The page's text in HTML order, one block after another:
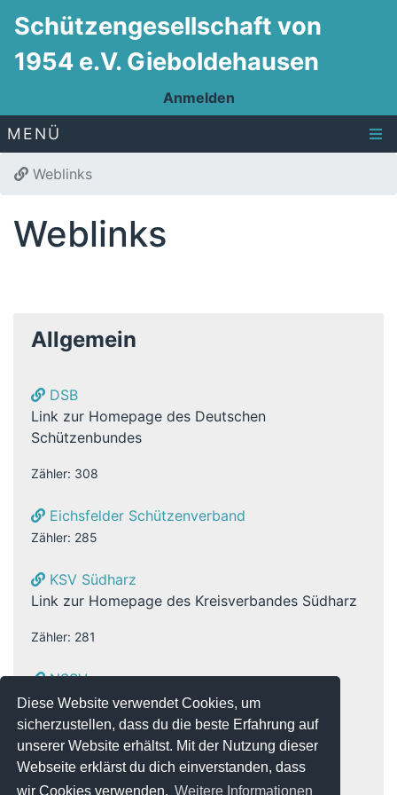
Diese Website verwendet Cookies, um
sicherzustellen, dass du die beste Erfahrung auf
unserer Website erhältst. Mit der Nutzung dieser
Webseite erklärst du dich einverstanden, dass
wir Cookies verwenden. Weitere Informationen
Schützengesellschaft von
1954 e.V. Gieboldehausen
Anmelden
MENÜ
Weblinks
Weblinks
Allgemein
DSB
Link zur Homepage des Deutschen
Schützenbundes
Zähler: 308
Eichsfelder Schützenverband
Zähler: 285
KSV Südharz
Link zur Homepage des Kreisverbandes Südharz
Zähler: 281
NSSV
Linkk zur Homepage des NSSV -
Niedersächsischer Sportschützenverband